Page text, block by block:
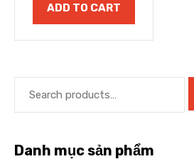
ADD TO CART
Danh mục sản phẩm